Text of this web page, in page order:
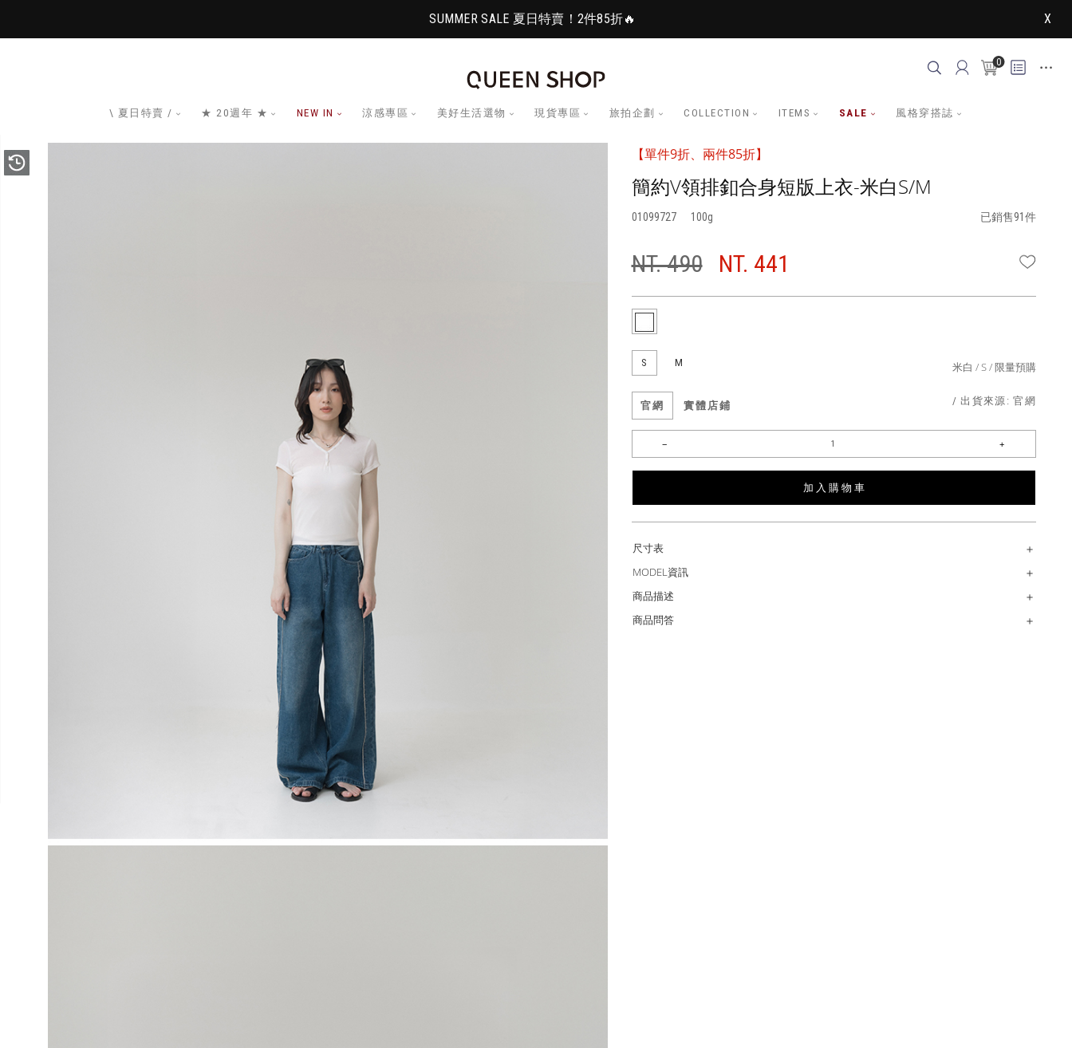
SUMMER SALE 夏日特賣！2件85折🔥 X
0
\ 夏日特賣 / ★ 20週年 ★ NEW IN 涼感專區 美好生活選物 現貨專區 旅拍企劃 COLLECTION ITEMS SALE 風格穿搭誌
【單件9折、兩件85折】
簡約V領排釦合身短版上衣-米白S/M
01099727 100 已銷售91件
NT. 490 NT. 441
S M 米白 S 限量預購
官網 實體店鋪 / 出貨來源:官網
加 入 購 物 車
尺寸表
MODEL資訊
商品描述
商品問答